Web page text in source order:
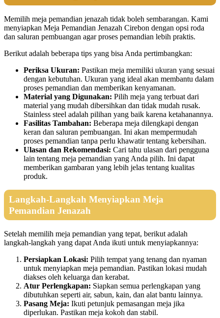
Memilih meja pemandian jenazah tidak boleh sembarangan. Kami
menyiapkan Meja Pemandian Jenazah Cirebon dengan opsi roda
dan saluran pembuangan agar proses pemandian lebih praktis.
Berikut adalah beberapa tips yang bisa Anda pertimbangkan:
Periksa Ukuran: Pastikan meja memiliki ukuran yang sesuai
dengan kebutuhan. Ukuran yang ideal akan membantu dalam
proses pemandian dan memberikan kenyamanan.
Material yang Digunakan: Pilih meja yang terbuat dari
material yang mudah dibersihkan dan tidak mudah rusak.
Stainless steel adalah pilihan yang baik karena ketahanannya.
Fasilitas Tambahan: Beberapa meja dilengkapi dengan
keran dan saluran pembuangan. Ini akan mempermudah
proses pemandian tanpa perlu khawatir tentang kebersihan.
Ulasan dan Rekomendasi: Cari tahu ulasan dari pengguna
lain tentang meja pemandian yang Anda pilih. Ini dapat
memberikan gambaran yang lebih jelas tentang kualitas
produk.
Langkah-Langkah Menyiapkan Meja
Pemandian Jenazah
Setelah memilih meja pemandian yang tepat, berikut adalah
langkah-langkah yang dapat Anda ikuti untuk menyiapkannya:
Persiapkan Lokasi: Pilih tempat yang tenang dan nyaman
untuk menyiapkan meja pemandian. Pastikan lokasi mudah
diakses oleh keluarga dan kerabat.
Atur Perlengkapan: Siapkan semua perlengkapan yang
dibutuhkan seperti air, sabun, kain, dan alat bantu lainnya.
Pasang Meja: Ikuti petunjuk pemasangan meja jika
diperlukan. Pastikan meja kokoh dan stabil.